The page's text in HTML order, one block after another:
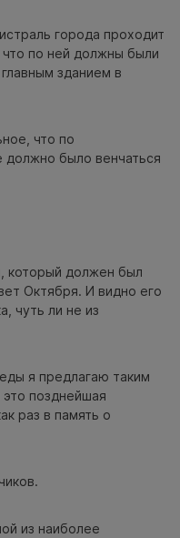
города проходит
по ней должны были
зданием в
что по
должно было венчаться
который должен был
Октября. И видно его
чуть ли не из
я предлагаю таким
позднейшая
раз в память о
из наиболее